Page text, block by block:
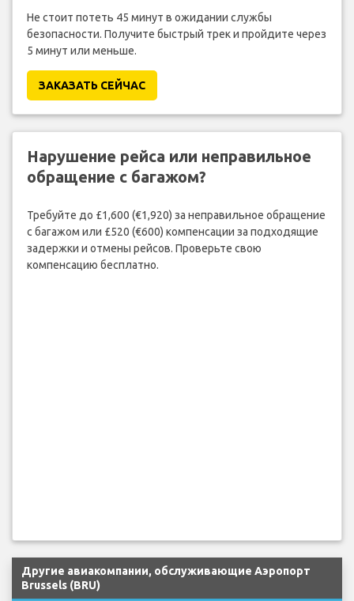
Не стоит потеть 45 минут в ожидании службы
безопасности. Получите быстрый трек и пройдите через
5 минут или меньше.
ЗАКАЗАТЬ СЕЙЧАС
Нарушение рейса или неправильное
обращение с багажом?
Требуйте до £1,600 (€1,920) за неправильное обращение
с багажом или £520 (€600) компенсации за подходящие
задержки и отмены рейсов. Проверьте свою
компенсацию бесплатно.
Другие авиакомпании, обслуживающие Аэропорт
Brussels (BRU)